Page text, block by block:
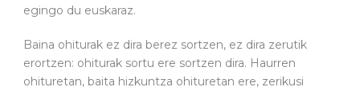
egingo du euskaraz.
Baina ohiturak ez dira berez sortzen, ez dira zerutik
erortzen: ohiturak sortu ere sortzen dira. Haurren
ohituretan, baita hizkuntza ohituretan ere, zerikusi